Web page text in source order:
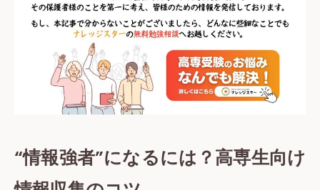
“情報強者”になるには？高専生向け